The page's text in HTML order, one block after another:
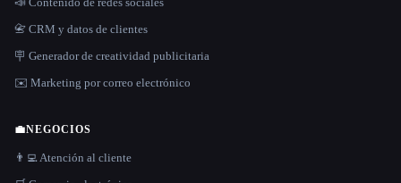
📇 CRM y datos de clientes
🪧 Generador de creatividad publicitaria
✉️ Marketing por correo electrónico
💼NEGOCIOS
👨‍💻 Atención al cliente